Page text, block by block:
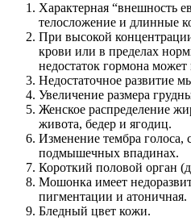
Характерная “внешность
телосложение и длинные
При высокой
крови или в пределах
недостаток гормона может
Недостаточное развитие
Увеличение размера
Женское распределение
живота, бедер и ягодиц.
Изменение тембра голоса,
подмышечных впадинах.
Короткий половой орган
Мошонка имеет
пигментации и атоничная.
Бледный цвет кожи.